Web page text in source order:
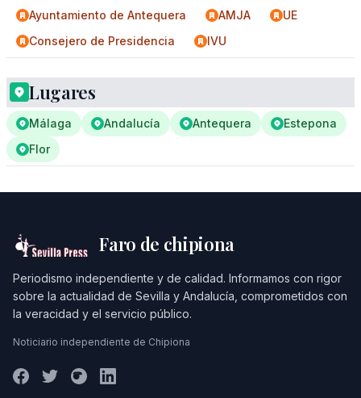
Ayuntamiento de Antequera
AMJA
UE
Consejero de Presidencia
IVU
Lugares
Málaga Andalucía Antequera
Estepona
Flor
Faro de chipiona
Periodismo independiente y de calidad. Informamos con rigor
sobre la actualidad de Sevilla y Andalucía, comprometidos con
la veracidad y el servicio público.
Noticiario independiente de Chipiona